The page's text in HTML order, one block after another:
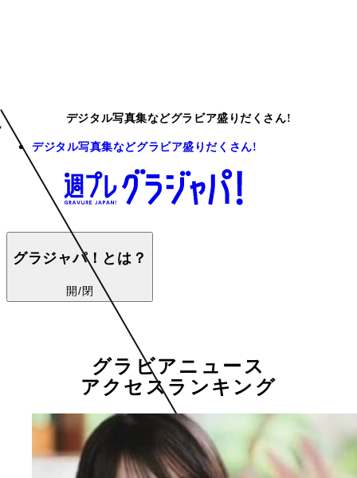
デジタル写真集などグラビア盛りだくさん!
デジタル写真集などグラビア盛りだくさん!
グラジャパ！とは？
開/閉
グラビアニュース
アクセスランキング